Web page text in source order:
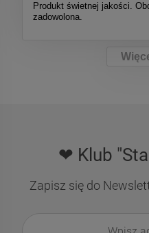
Produkt świetnej jakości.
zadowolona.
❤ Klub
Zapisz się do